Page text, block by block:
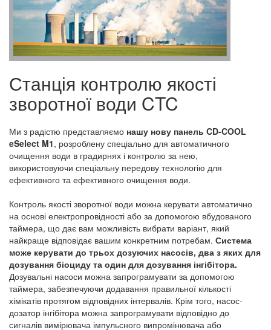
Станція контролю якості
зворотної води CTC
Ми з радістю представляємо нашу нову панель CD-COOL
eSelect M1, розроблену спеціально для автоматичного
очищення води в градирнях і контролю за нею,
використовуючи спеціальну передову технологію для
ефективного та ефективного очищення води.
Контроль якості зворотної води можна керувати автоматично
на основі електропровідності або за допомогою вбудованого
таймера, що дає вам можливість вибрати варіант, який
найкраще відповідає вашим конкретним потребам. Система
може керувати до трьох дозуючих насосів, два з яких для
дозування біоциду та один для дозування інгібітора.
Дозувальні насоси можна запрограмувати за допомогою
таймера, забезпечуючи додавання правильної кількості
хімікатів протягом відповідних інтервалів. Крім того, насос-
дозатор інгібітора можна запрограмувати відповідно до
сигналів вимірювача імпульсного випромінювача або